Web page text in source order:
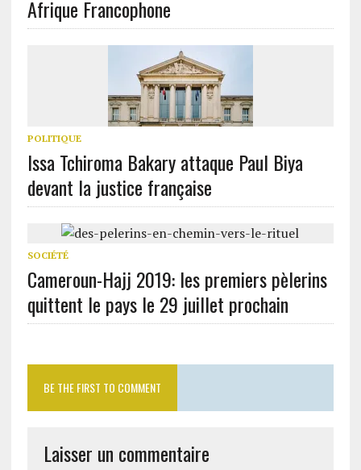
Afrique Francophone
POLITIQUE
Issa Tchiroma Bakary attaque Paul Biya
devant la justice française
SOCIÉTÉ
Cameroun-Hajj 2019: les premiers pèlerins
quittent le pays le 29 juillet prochain
BE THE FIRST TO COMMENT
Laisser un commentaire